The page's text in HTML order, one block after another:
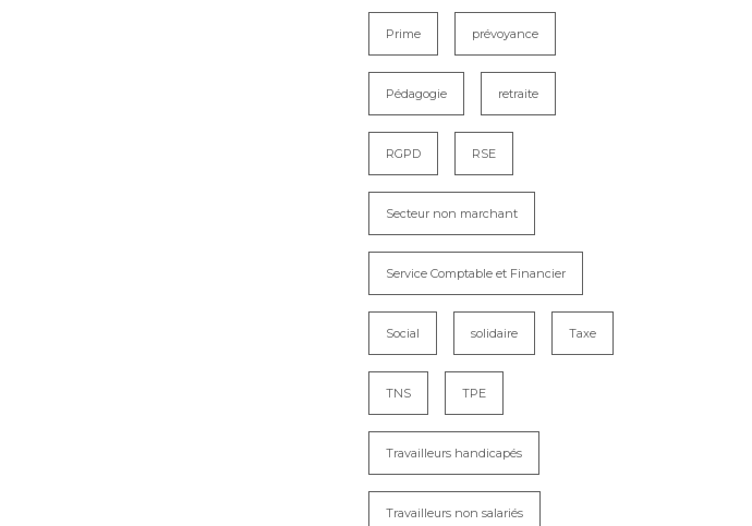
Prime prévoyance
Pédagogie retraite
RGPD RSE
Secteur non marchant
Service Comptable et Financier
Social solidaire Taxe
TNS TPE
Travailleurs handicapés
Travailleurs non salariés